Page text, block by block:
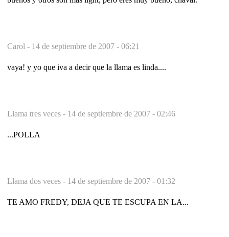
Carol - 14 de septiembre de 2007 - 06:21
vaya! y yo que iva a decir que la llama es linda....
Llama tres veces - 14 de septiembre de 2007 - 02:46
...POLLA
Llama dos veces - 14 de septiembre de 2007 - 01:32
TE AMO FREDY, DEJA QUE TE ESCUPA EN LA...